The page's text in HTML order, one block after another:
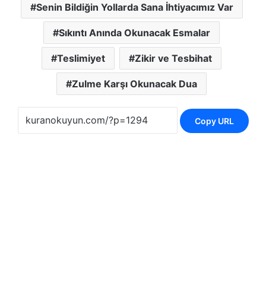
Senin Bildiğin Yollarda Sana İhtiyacımız Var
Sıkıntı Anında Okunacak Esmalar
Teslimiyet Zikir ve Tesbihat
Zulme Karşı Okunacak Dua
Copy URL